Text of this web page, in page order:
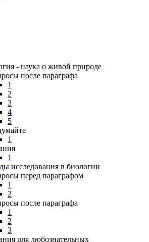
- наука о живой природе
после параграфа
1
2
3
4
5
1
1
исследования в биологии
перед параграфом
1
2
после параграфа
1
2
3
для любознательных